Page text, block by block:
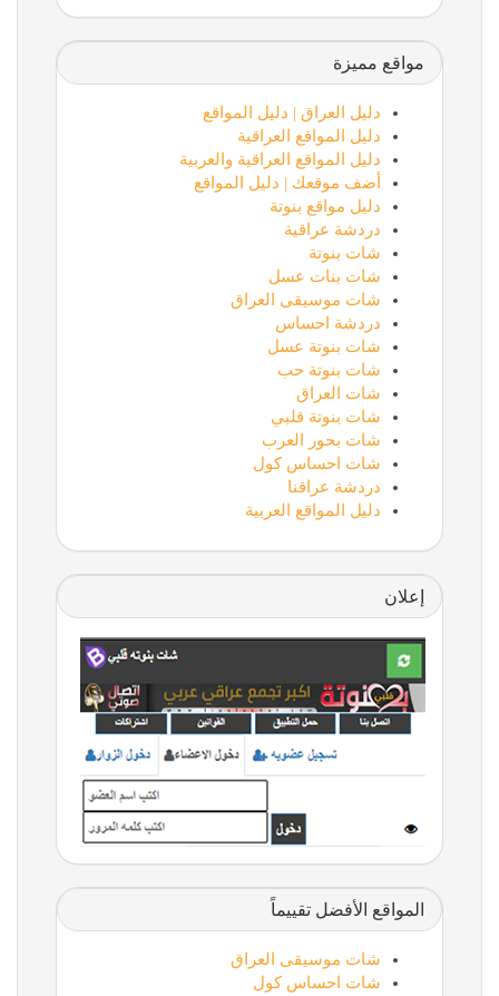
مواقع مميزة
دليل العراق | دليل المواقع
دليل المواقع العراقية
دليل المواقع العراقية والعربية
أضف موقعك | دليل المواقع
دليل مواقع بنوتة
دردشة عراقية
شات بنوتة
شات بنات عسل
شات موسيقى العراق
دردشة احساس
شات بنوتة عسل
شات بنوتة حب
شات العراق
شات بنوتة قلبي
شات بحور العرب
شات احساس كول
دردشة عراقنا
دليل المواقع العربية
إعلان
المواقع الأفضل تقييماً
شات موسيقى العراق
شات احساس كول